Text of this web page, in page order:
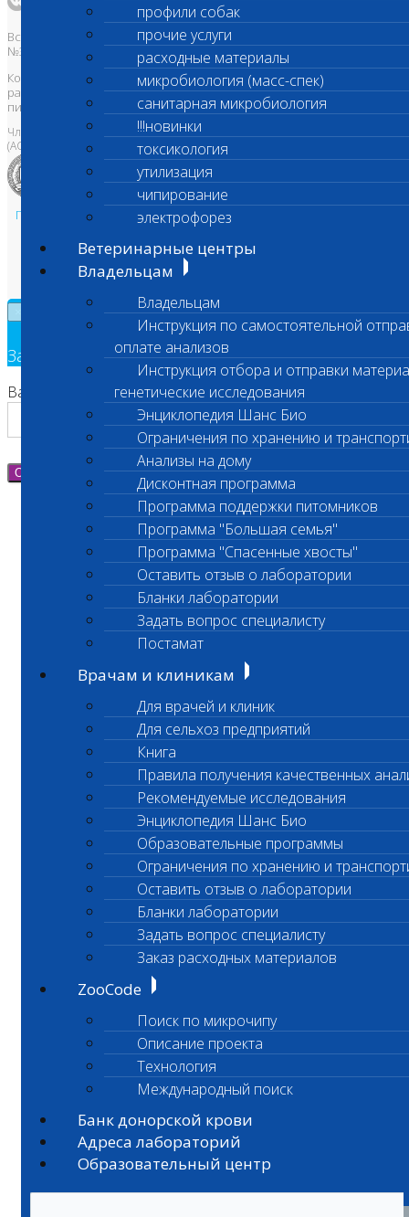
профили собак
прочие услуги
расходные материалы
микробиология (масс-спек)
санитарная микробиология
!!!новинки
токсикология
утилизация
чипирование
электрофорез
Ветеринарные центры
Владельцам
Владельцам
Инструкция по самостоятельной
оплате анализов
Инструкция отбора и отправки
генетические исследования
Энциклопедия Шанс Био
Ограничения по хранению и
Анализы на дому
Дисконтная программа
Программа поддержки питомников
Программа "Большая семья"
Программа "Спасенные хвосты"
Оставить отзыв о лаборатории
Бланки лаборатории
Задать вопрос специалисту
Постамат
Врачам и клиникам
Для врачей и клиник
Для сельхоз предприятий
Книга
Правила получения качественных
Рекомендуемые исследования
Энциклопедия Шанс Био
Образовательные программы
Ограничения по хранению и
Оставить отзыв о лаборатории
Бланки лаборатории
Задать вопрос специалисту
Заказ расходных материалов
ZooCode
Поиск по микрочипу
Описание проекта
Технология
Международный поиск
Банк донорской крови
Адреса лабораторий
Образовательный центр
Все права защищены и охраняются законом. Товарный знак
№395740 от 2008 г. ООО "ШАНС БИО"
Копирование, тиражирование, а также использование материалов,
размещенных на сайтеwww.vetlab.ruвозможно только с
письменного разрешения Правообладателя
Член Национальной ветеринарной палаты
(АСРО НВП)
Политика в области персональных данных и конфиденциальности
Техническая поддержка
Заявка на обратный звонок
Ваш номер телефона
Отправить